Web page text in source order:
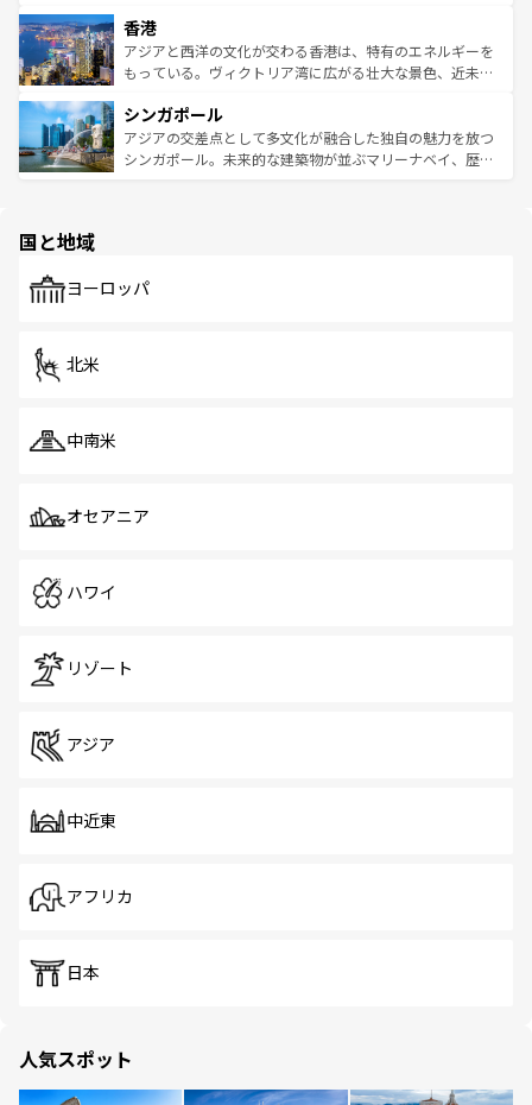
とつ。フォーやバインミー、ベトナムコーヒーなどは、ぜ
ひ現地で味わいたい。どの地域を訪れてもあたたかい人々
が旅行者を迎えてくれるので、きっと忘れられない旅にな
参照してほしい。
の活気が交差している。北部ではチェンマイなどの山岳地
帯で自然と触れ合い、南部ではプーケットやクラビの美し
いビーチでリゾート気分を楽しむことができる。タイ料理
激する。気候は一年中温暖で、どの季節にも異なる楽しみ
が待っている。親しみやすいタイの人々、仏教を中心とし
た文化、そして多様な観光資源が、訪れる旅人を魅了し続
香港
アジアと西洋の文化が交わる香港は、特有のエネルギーを
もっている。ヴィクトリア湾に広がる壮大な景色、近未来
み、どこを訪れても感動するはず。観光スポットが密集し
ており、効率よく見どころを回れるのも魅力。息をのむよ
うな絶景から文化的な体験まで、香港を存分に楽しみ尽く
シンガポール
アジアの交差点として多文化が融合した独自の魅力を放つ
シンガポール。未来的な建築物が並ぶマリーナベイ、歴史
で、ホーカーズは地元の風情を楽しめる外せないスポット
国と地域
ヨーロッパ
北米
中南米
オセアニア
ハワイ
リゾート
アジア
中近東
アフリカ
日本
人気スポット